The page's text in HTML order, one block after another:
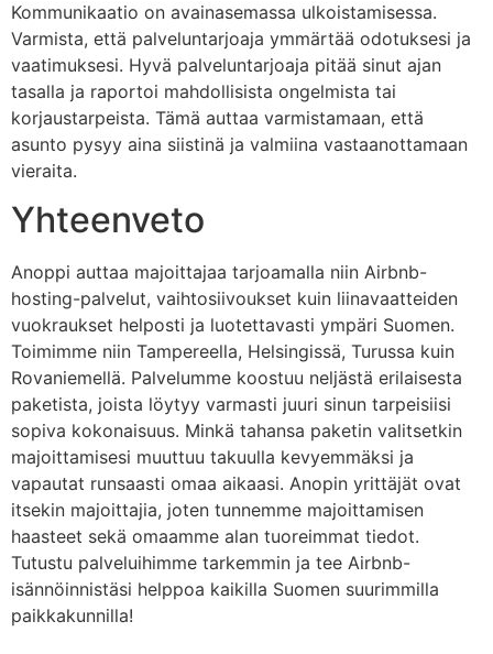
Kommunikaatio on avainasemassa ulkoistamisessa.
Varmista, että palveluntarjoaja ymmärtää odotuksesi ja
vaatimuksesi. Hyvä palveluntarjoaja pitää sinut ajan
tasalla ja raportoi mahdollisista ongelmista tai
korjaustarpeista. Tämä auttaa varmistamaan, että
asunto pysyy aina siistinä ja valmiina vastaanottamaan
vieraita.
Yhteenveto
Anoppi auttaa majoittajaa tarjoamalla niin Airbnb-
hosting-palvelut, vaihtosiivoukset kuin liinavaatteiden
vuokraukset helposti ja luotettavasti ympäri Suomen.
Toimimme niin Tampereella, Helsingissä, Turussa kuin
Rovaniemellä. Palvelumme koostuu neljästä erilaisesta
paketista, joista löytyy varmasti juuri sinun tarpeisiisi
sopiva kokonaisuus. Minkä tahansa paketin valitsetkin
majoittamisesi muuttuu takuulla kevyemmäksi ja
vapautat runsaasti omaa aikaasi. Anopin yrittäjät ovat
itsekin majoittajia, joten tunnemme majoittamisen
haasteet sekä omaamme alan tuoreimmat tiedot.
Tutustu palveluihimme tarkemmin ja tee Airbnb-
isännöinnistäsi helppoa kaikilla Suomen suurimmilla
paikkakunnilla!